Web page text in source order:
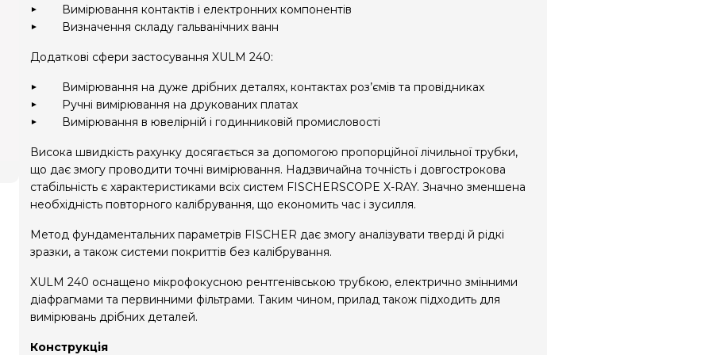
Вимірювання контактів і електронних компонентів
Визначення складу гальванічних ванн
Додаткові сфери застосування XULM 240:
Вимірювання на дуже дрібних деталях, контактах роз’ємів та провідниках
Ручні вимірювання на друкованих платах
Вимірювання в ювелірній і годинниковій промисловості
Висока швидкість рахунку досягається за допомогою пропорційної лічильної трубки,
що дає змогу проводити точні вимірювання. Надзвичайна точність і довгострокова
стабільність є характеристиками всіх систем FISCHERSCOPE X-RAY. Значно зменшена
необхідність повторного калібрування, що економить час і зусилля.
Метод фундаментальних параметрів FISCHER дає змогу аналізувати тверді й рідкі
зразки, а також системи покриттів без калібрування.
XULM 240 оснащено мікрофокусною рентгенівською трубкою, електрично змінними
діафрагмами та первинними фільтрами. Таким чином, прилад також підходить для
вимірювань дрібних деталей.
Конструкція